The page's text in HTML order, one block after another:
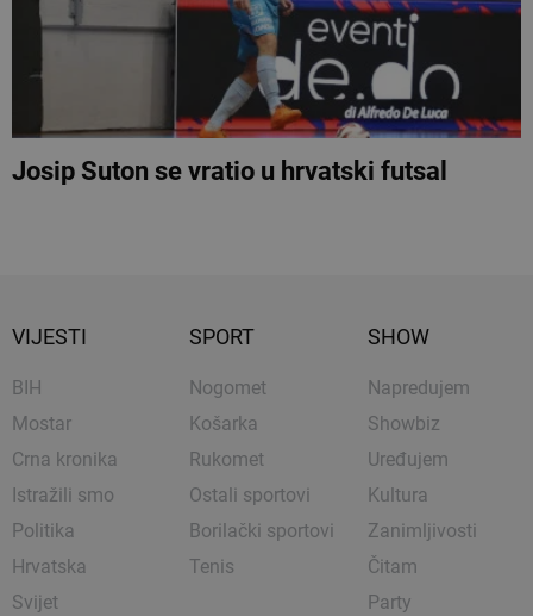
Josip Suton se vratio u hrvatski futsal
VIJESTI
BIH
Mostar
Crna kronika
Istražili smo
Politika
Hrvatska
Svijet
SPORT
Nogomet
Košarka
Rukomet
Ostali sportovi
Borilački sportovi
Tenis
SHOW
Napredujem
Showbiz
Uređujem
Kultura
Zanimljivosti
Čitam
Party